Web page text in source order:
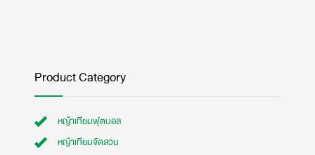
Product Category
หญ้าเทียมฟุตบอล
หญ้าเทียมจัดสวน